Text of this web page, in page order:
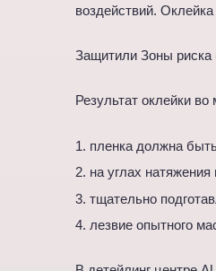
воздействий.
Защитили Зоны риска
Результат оклейки
пленка должна
на углах
тщательно
лезвие опытного